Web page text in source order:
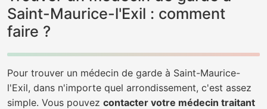
Saint-Maurice-l'Exil : comment
faire ?
Pour trouver un médecin de garde à Saint-Maurice-
l'Exil, dans n'importe quel arrondissement, c'est assez
simple. Vous pouvez contacter votre médecin traitant